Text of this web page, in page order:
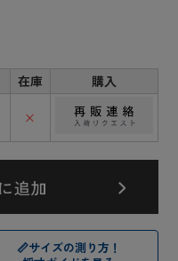
在庫 購入
×
📏サイズの測り方！